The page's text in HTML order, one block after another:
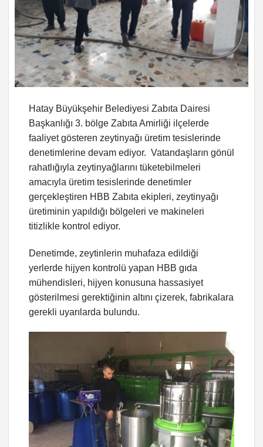
Hatay Büyükşehir Belediyesi Zabıta Dairesi
Başkanlığı 3. bölge Zabıta Amirliği ilçelerde
faaliyet gösteren zeytinyağı üretim tesislerinde
denetimlerine devam ediyor. Vatandaşların gönül
rahatlığıyla zeytinyağlarını tüketebilmeleri
amacıyla üretim tesislerinde denetimler
gerçekleştiren HBB Zabıta ekipleri, zeytinyağı
üretiminin yapıldığı bölgeleri ve makineleri
titizlikle kontrol ediyor.
Denetimde, zeytinlerin muhafaza edildiği
yerlerde hijyen kontrolü yapan HBB gıda
mühendisleri, hijyen konusuna hassasiyet
gösterilmesi gerektiğinin altını çizerek, fabrikalara
gerekli uyarılarda bulundu.